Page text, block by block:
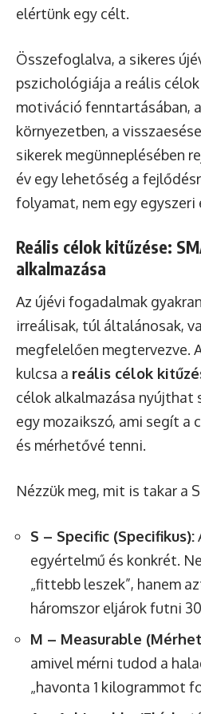
elértünk egy célt.
Összefoglalva, a sikeres
pszichológiája a reális
motiváció fenntartásában,
környezetben, a
sikerek megünneplésében
év egy lehetőség a
folyamat, nem egy egyszeri
Reális célok kitűzése:
alkalmazása
Az újévi fogadalmak
irreálisak, túl általánosak,
megfelelően megtervezve.
kulcsa a reális célok
célok alkalmazása nyújthat
egy mozaikszó, ami segít a
és mérhetővé tenni.
Nézzük meg, mit is takar a
S – Specific (Specifikus):
egyértelmű és konkrét.
„fittebb leszek”, hanem
háromszor eljárok futni
M – Measurable
amivel mérni tudod a
„havonta 1 kilogrammot